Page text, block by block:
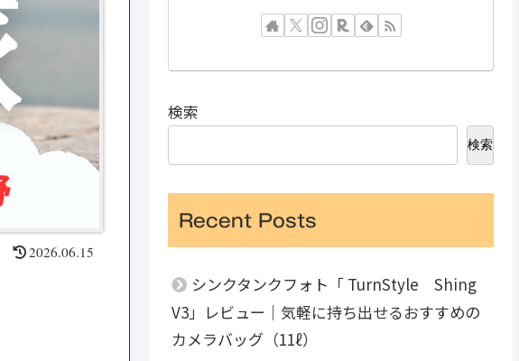
2026.06.15
検索
検索
Recent Posts
シンクタンクフォト「 TurnStyle Shing
V3」レビュー｜気軽に持ち出せるおすすめの
カメラバッグ（11ℓ）